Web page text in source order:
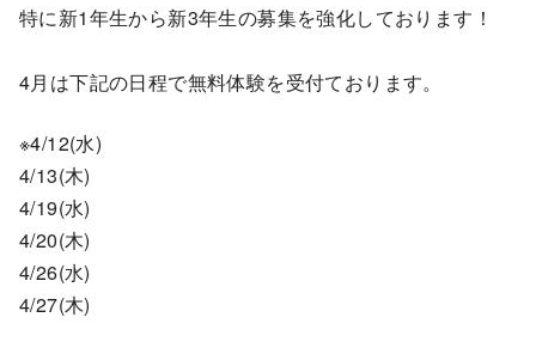
特に新1年生から新3年生の募集を強化しております！
4月は下記の日程で無料体験を受付ております。
※4/12(水)
4/13(木)
4/19(水)
4/20(木)
4/26(水)
4/27(木)